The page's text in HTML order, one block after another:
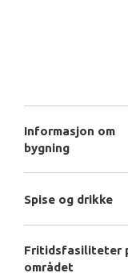
Informasjon om
bygning
Spise og drikke
Fritidsfasiliteter
området